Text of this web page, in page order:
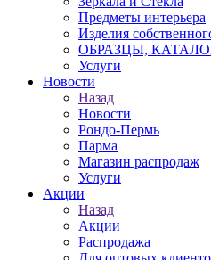
Предметы интерьера
Изделия
ОБРАЗЦЫ,
Услуги
Новости
Назад
Новости
Рондо-Пермь
Парма
Магазин распродаж
Услуги
Акции
Назад
Акции
Распродажа